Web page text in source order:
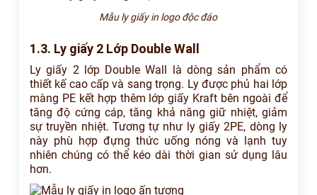
Mẫu ly giấy in logo độc đáo
1.3. Ly giấy 2 Lớp Double Wall
Ly giấy 2 lớp Double Wall là dòng sản phẩm có
thiết kế cao cấp và sang trọng. Ly được phủ hai lớp
màng PE kết hợp thêm lớp giấy Kraft bên ngoài để
tăng độ cứng cáp, tăng khả năng giữ nhiệt, giảm
sự truyền nhiệt. Tương tự như ly giấy 2PE, dòng ly
này phù hợp đựng thức uống nóng và lạnh tuy
nhiên chúng có thể kéo dài thời gian sử dụng lâu
hơn.